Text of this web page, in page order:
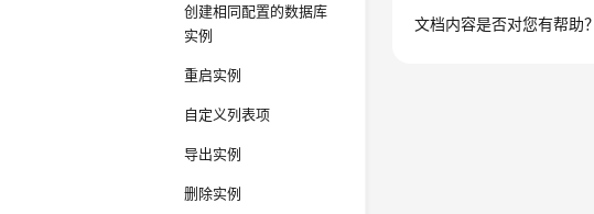
创建相同配置的数据库
实例
重启实例
自定义列表项
导出实例
删除实例
文档内容是否对您有帮助？